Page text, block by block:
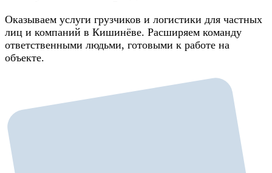
Оказываем услуги грузчиков и логистики для частных
лиц и компаний в Кишинёве. Расширяем команду
ответственными людьми, готовыми к работе на
объекте.